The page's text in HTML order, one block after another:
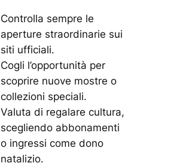
Controlla sempre le
aperture straordinarie sui
siti ufficiali.
Cogli l’opportunità per
scoprire nuove mostre o
collezioni speciali.
Valuta di regalare cultura,
scegliendo abbonamenti
o ingressi come dono
natalizio.